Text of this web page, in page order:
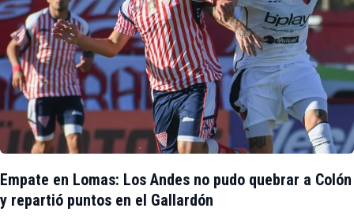
Empate en Lomas: Los Andes no pudo quebrar a Colón
y repartió puntos en el Gallardón